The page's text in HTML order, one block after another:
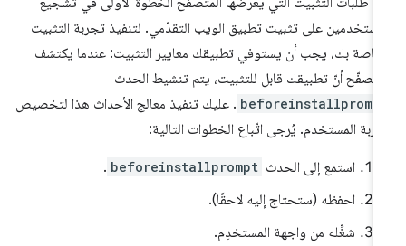
على تثبيت تطبيق الويب التقدّمي. لتنفيذ تجربة التثبيت
بك، يجب أن يستوفي تطبيقك معايير التثبيت: عندما يكتشف
أنّ تطبيقك قابل للتثبيت، يتم تنشيط الحدث
. عليك تنفيذ معالج الأحداث هذا لتخصيص
المستخدم. يُرجى اتّباع الخطوات التالية:
استمع إلى الحدث beforeinstallprompt
.
احفظه (ستحتاج إليه لاحقًا).
شغِّله من واجهة المستخدِم.